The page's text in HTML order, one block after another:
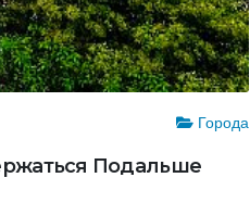
Города
Подальше